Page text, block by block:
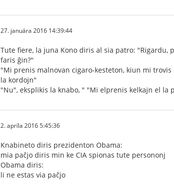
27. januára 2016 14:39:44
Tute fiere, la juna Kono diris al sia patro:
faris ĝin?"
"Mi prenis malnovan cigaro-kesteton, kiun mi
la kordojn"
"Nu", eksplikis la knabo, " "Mi elprenis kelkajn el la
2. apríla 2016 5:45:36
Knabineto diris prezidenton Obama:
mia paĉjo diris min ke CIA spionas tute persononj
Obama diris:
li ne estas via paĉjo